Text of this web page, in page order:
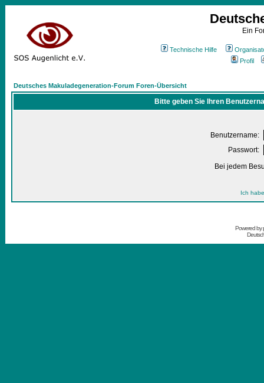
Ein
Technische Hilfe
Profil
Deutsches Makuladegeneration-Forum Foren-Übersicht
Bitte geben Sie Ihren
Benutzername:
Passwort:
Bei jedem
Ich
Powered by